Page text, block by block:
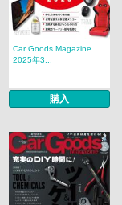
Car Goods Magazine
2025年3...
購入